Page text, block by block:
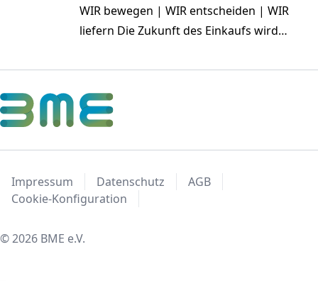
WIR bewegen | WIR entscheiden | WIR
liefern Die Zukunft des Einkaufs wird
zugleich. Denn die besten Ideen
entstehen dort, wo Menschen
miteinander reden, sich austauschen und
gemeinsam weiterdenken. Die
wirtschaftliche, geopolitische und
technologische Unsicherheit ist zur
neuen Normalität geworden. Erfolgreiche
Unternehmen müssen sich schneller und
Impressum Datenschutz
AGB
Cookie-Konfiguration
© 2026 BME e.V.